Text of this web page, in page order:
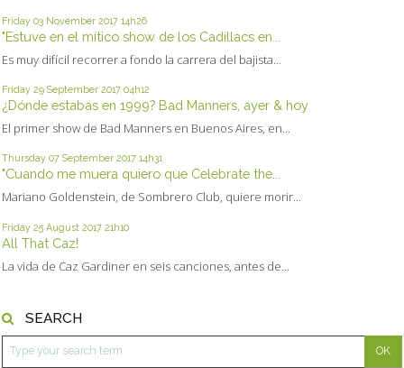
Friday 03 November 2017 14h26
"Estuve en el mítico show de los Cadillacs en...
Es muy difícil recorrer a fondo la carrera del bajista...
Friday 29 September 2017 04h12
¿Dónde estabas en 1999? Bad Manners, ayer & hoy
El primer show de Bad Manners en Buenos Aires, en...
Thursday 07 September 2017 14h31
"Cuando me muera quiero que Celebrate the...
Mariano Goldenstein, de Sombrero Club, quiere morir...
Friday 25 August 2017 21h10
All That Caz!
La vida de Caz Gardiner en seis canciones, antes de...
SEARCH